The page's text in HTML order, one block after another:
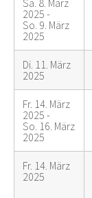
2025 -
So. 9. März
2025
Di. 11. März
2025
Fr. 14. März
2025 -
So. 16. März
2025
Fr. 14. März
2025